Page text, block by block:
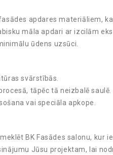
apdares materiāliem,
māla apdari ar izcilām
ūdens uzsūci.
svārstībās.
tāpēc tā neizbalē saulē.
vai speciāla apkope.
BK Fasādes salonu, kur
Jūsu projektam, lai